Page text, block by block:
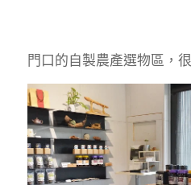
門口的自製農產選物區，